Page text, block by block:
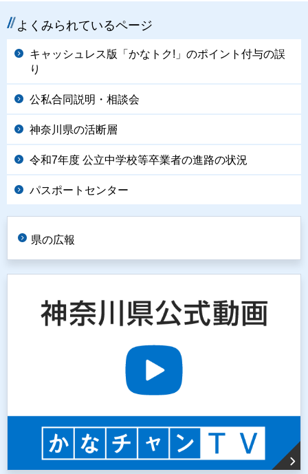
よくみられているページ
キャッシュレス版「かなトク!」のポイント付与の誤
り
公私合同説明・相談会
神奈川県の活断層
令和7年度 公立中学校等卒業者の進路の状況
パスポートセンター
県の広報